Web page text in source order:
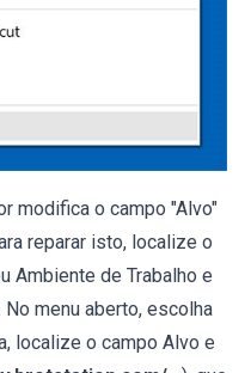
modifica o campo "Alvo"
reparar isto, localize o
Ambiente de Trabalho e
menu aberto, escolha
localize o campo Alvo e